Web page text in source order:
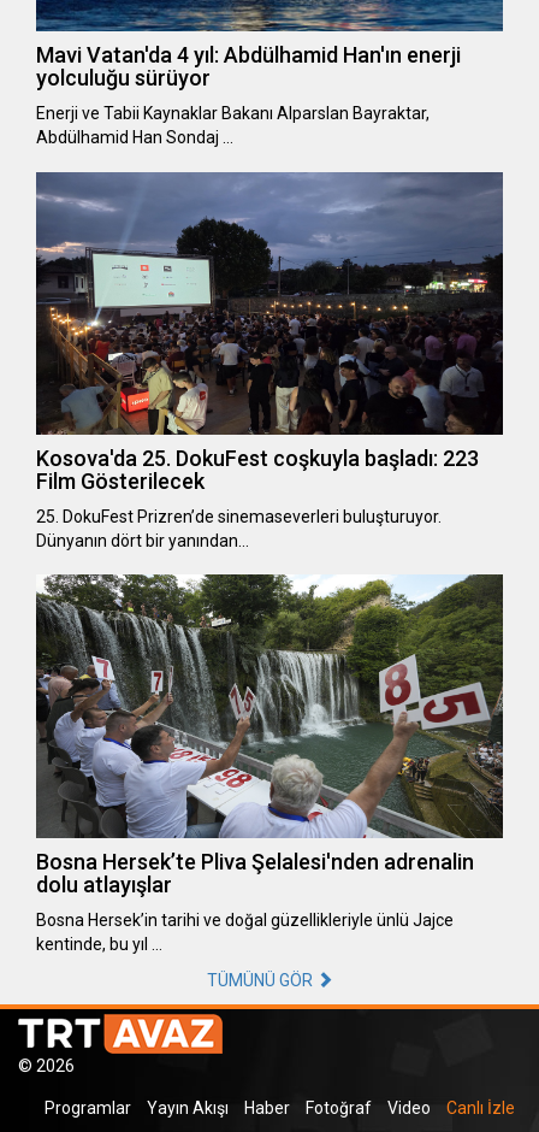
Mavi Vatan'da 4 yıl: Abdülhamid Han'ın enerji
yolculuğu sürüyor
Enerji ve Tabii Kaynaklar Bakanı Alparslan Bayraktar,
Abdülhamid Han Sondaj …
Kosova'da 25. DokuFest coşkuyla başladı: 223
Film Gösterilecek
25. DokuFest Prizren’de sinemaseverleri buluşturuyor.
Dünyanın dört bir yanından…
Bosna Hersek’te Pliva Şelalesi'nden adrenalin
dolu atlayışlar
Bosna Hersek’in tarihi ve doğal güzellikleriyle ünlü Jajce
kentinde, bu yıl …
TÜMÜNÜ GÖR
© 2026
Programlar Yayın Akışı Haber Fotoğraf Video Canlı İzle